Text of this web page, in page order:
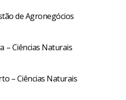
de Agronegócios
– Ciências Naturais
– Ciências Naturais